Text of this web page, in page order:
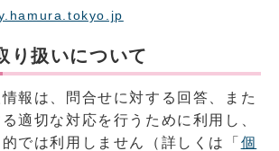
り扱いについて
報は、問合せに対する回答、また
適切な対応を行うために利用し、
では利用しません（詳しくは「 個